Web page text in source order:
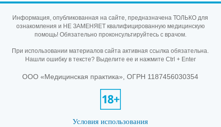
Информация, опубликованная на сайте, предназначена ТОЛЬКО для
ознакомления и НЕ ЗАМЕНЯЕТ квалифицированную медицинскую
помощь! Обязательно проконсультируйтесь с врачом.
При использовании материалов сайта активная ссылка обязательна.
Нашли ошибку в тексте? Выделите ее и нажмите Ctrl + Enter
ООО «Медицинская практика», ОГРН 1187456030354
Условия использования